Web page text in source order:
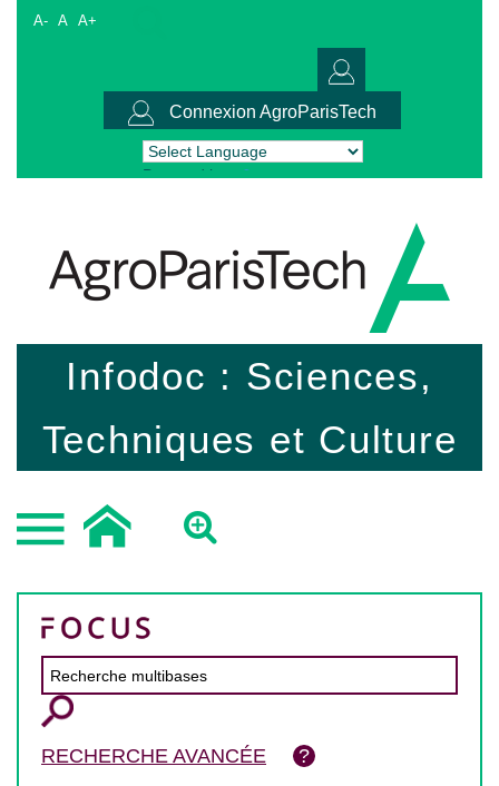
A- A A+
Connexion AgroParisTech
Powered by Translate
Infodoc : Sciences,
Techniques et Culture
RECHERCHE AVANCÉE